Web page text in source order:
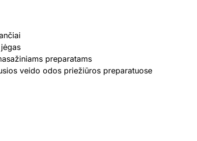
preparatams
veido odos priežiūros preparatuose